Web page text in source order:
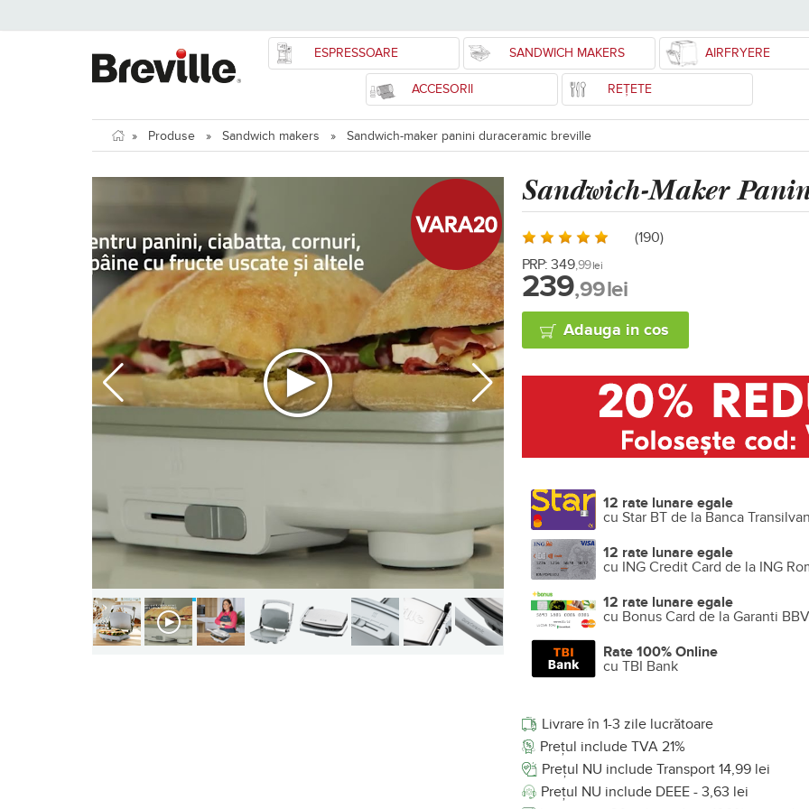
ESPRESSOARE SANDWICH MAKERS AIRFRYERE
ACCESORII REȚETE
» Produse » Sandwich makers » Sandwich-maker panini duraceramic breville
Sandwich-Maker
(190)
PRP: 349,99lei
239,99lei
Adauga in cos
12 rate lunare egale
cu Star BT de la Banca
12 rate lunare egale
cu ING Credit Card de la ING
12 rate lunare egale
cu Bonus Card de la Garanti
Rate 100% Online
cu TBI Bank
Livrare în 1-3 zile lucrătoare
Prețul include TVA 21%
Prețul NU include Transport 14,99 lei
Prețul NU include DEEE - 3,63 lei